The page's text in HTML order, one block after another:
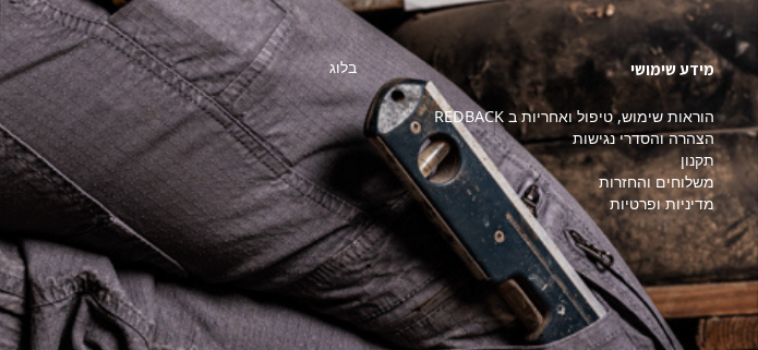
מידע שימושי
הוראות שימוש, טיפול ואחריות ב REDBACK
הצהרה והסדרי נגישות
תקנון
משלוחים והחזרות
מדיניות ופרטיות
בלוג